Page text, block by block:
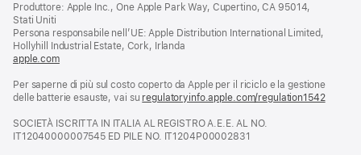
finestra)
Produttore: Apple Inc., One Apple Park Way, Cupertino, CA 95014,
Stati Uniti
Persona responsabile nell’UE: Apple Distribution International Limited,
Hollyhill Industrial Estate, Cork, Irlanda
apple.com(si
una
nuova
Per saperne di più sul costo coperto da Apple per il riciclo e la gestione
delle batterie esauste, vai su regulatoryinfo.apple.com/regulation1542(si
SOCIETÀ ISCRITTA IN ITALIA AL REGISTRO A.E.E. AL NO.
IT12040000007545 ED PILE NO. IT1204P00002831